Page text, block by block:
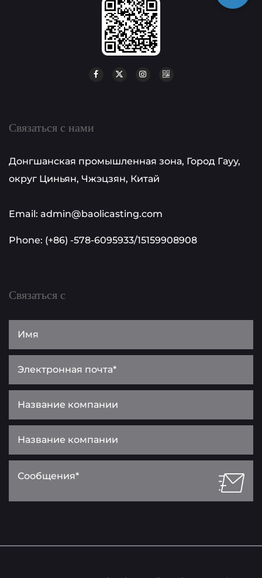
Связаться с нами
Донгшанская промышленная зона, Город Гауу,
округ Циньян, Чжэцзян, Китай
Email: admin@baolicasting.com
Phone: (+86) -578-6095933/15159908908
Связаться с